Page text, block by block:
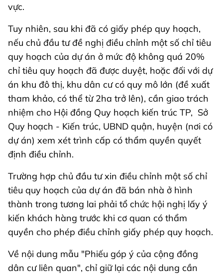
vực.
Tuy nhiên, sau khi đã có giấy phép quy hoạch,
nếu chủ đầu tư đề nghị điều chỉnh một số chỉ tiêu
quy hoạch của dự án ở mức độ không quá 20%
chỉ tiêu quy hoạch đã được duyệt, hoặc đối với dự
án khu đô thị, khu dân cư có quy mô lớn (đề xuất
tham khảo, có thể từ 2ha trở lên), cần giao trách
nhiệm cho Hội đồng Quy hoạch kiến trúc TP, Sở
Quy hoạch - Kiến trúc, UBND quận, huyện (nơi có
dự án) xem xét trình cấp có thẩm quyền quyết
định điều chỉnh.
Trường hợp chủ đầu tư xin điều chỉnh một số chỉ
tiêu quy hoạch của dự án đã bán nhà ở hình
thành trong tương lai phải tổ chức hội nghị lấy ý
kiến khách hàng trước khi cơ quan có thẩm
quyền cho phép điều chỉnh giấy phép quy hoạch.
Về nội dung mẫu "Phiếu góp ý của cộng đồng
dân cư liên quan", chỉ giữ lại các nội dung cần